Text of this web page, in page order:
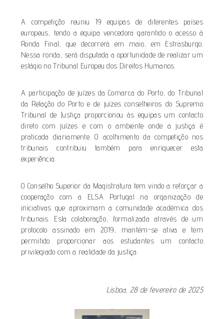
A competição reuniu 19 equipas de diferentes países
europeus, tendo a equipa vencedora garantido o acesso à
Ronda Final, que decorrerá em maio, em Estrasburgo.
Nessa ronda, será disputada a oportunidade de realizar um
estágio no Tribunal Europeu dos Direitos Humanos.
A participação de juízes da Comarca do Porto, do Tribunal
da Relação do Porto e de juízes conselheiros do Supremo
Tribunal de Justiça proporcionou às equipas um contacto
direto com juízes e com o ambiente onde a justiça é
praticada diariamente. O acolhimento da competição nos
tribunais contribuiu também para enriquecer esta
experiência.
O Conselho Superior da Magistratura tem vindo a reforçar a
cooperação com a ELSA Portugal na organização de
iniciativas que aproximam a comunidade académica dos
tribunais. Esta colaboração, formalizada através de um
protocolo assinado em 2019, mantém-se ativa e tem
permitido proporcionar aos estudantes um contacto
privilegiado com a realidade da justiça.
Lisboa, 28 de fevereiro de 2025